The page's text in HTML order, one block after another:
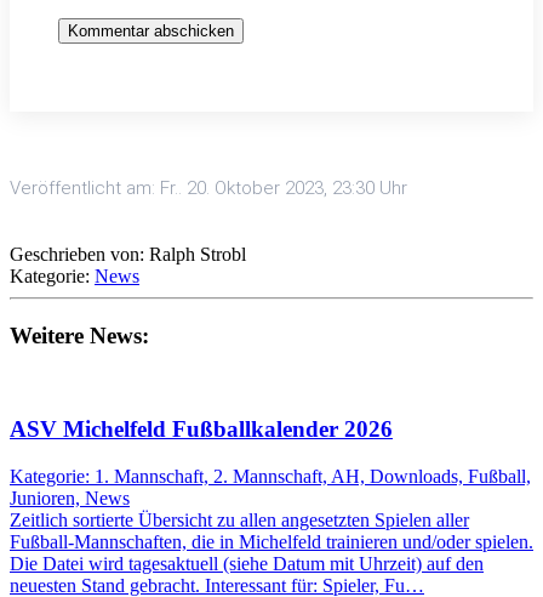
Kommentar abschicken
Veröffentlicht am: Fr.. 20. Oktober 2023, 23:30 Uhr
Geschrieben von: Ralph Strobl
Kategorie: News
Weitere News:
ASV Michelfeld Fußballkalender 2026
Kategorie: 1. Mannschaft, 2. Mannschaft, AH, Downloads, Fußball,
Junioren, News
Zeitlich sortierte Übersicht zu allen angesetzten Spielen aller
Fußball-Mannschaften, die in Michelfeld trainieren und/oder spielen.
Die Datei wird tagesaktuell (siehe Datum mit Uhrzeit) auf den
neuesten Stand gebracht. Interessant für: Spieler, Fu…